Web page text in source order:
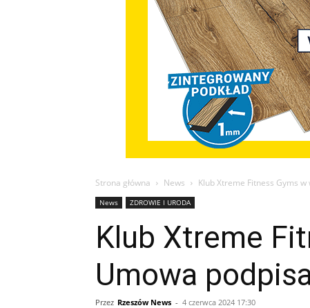
Strona główna News Klub Xtreme Fitness Gyms
News ZDROWIE I URODA
Klub Xtreme
Umowa
Przez Rzeszów News - 4 czerwca 2024 17:30